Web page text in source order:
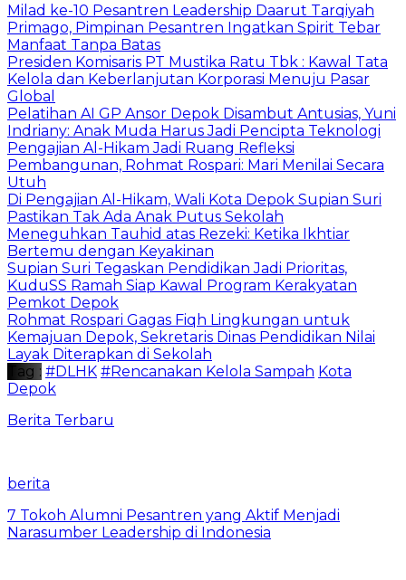
Milad ke-10 Pesantren Leadership Daarut Tarqiyah
Primago, Pimpinan Pesantren Ingatkan Spirit Tebar
Manfaat Tanpa Batas
Presiden Komisaris PT Mustika Ratu Tbk : Kawal Tata
Kelola dan Keberlanjutan Korporasi Menuju Pasar
Global
Pelatihan AI GP Ansor Depok Disambut Antusias, Yuni
Indriany: Anak Muda Harus Jadi Pencipta Teknologi
Pengajian Al-Hikam Jadi Ruang Refleksi
Pembangunan, Rohmat Rospari: Mari Menilai Secara
Utuh
Di Pengajian Al-Hikam, Wali Kota Depok Supian Suri
Pastikan Tak Ada Anak Putus Sekolah
Meneguhkan Tauhid atas Rezeki: Ketika Ikhtiar
Bertemu dengan Keyakinan
Supian Suri Tegaskan Pendidikan Jadi Prioritas,
KuduSS Ramah Siap Kawal Program Kerakyatan
Pemkot Depok
Rohmat Rospari Gagas Fiqh Lingkungan untuk
Kemajuan Depok, Sekretaris Dinas Pendidikan Nilai
Layak Diterapkan di Sekolah
Tag : #DLHK #Rencanakan Kelola Sampah Kota
Depok
Berita Terbaru
berita
7 Tokoh Alumni Pesantren yang Aktif Menjadi
Narasumber Leadership di Indonesia